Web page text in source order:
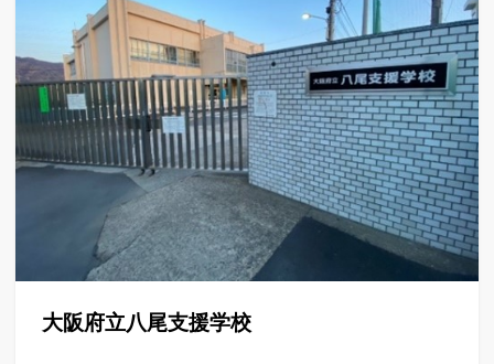
大阪府立八尾支援学校